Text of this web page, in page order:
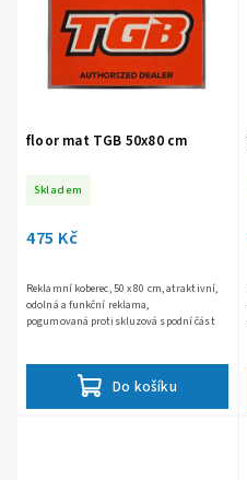
floor mat TGB 50x80 cm
Skladem
475 Kč
Do košíku
Reklamní koberec, 50 x 80 cm, atraktivní,
odolná a funkční reklama,
pogumovaná protiskluzová spodní část